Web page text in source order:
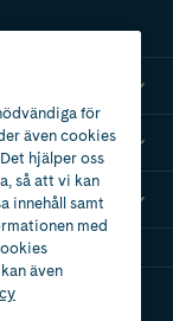
för
även cookies
hjälper oss
så att vi kan
innehåll samt
med
även